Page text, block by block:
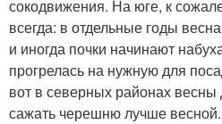
сокодвижения. На юге, к
всегда: в отдельные годы
и иногда почки начинают
прогрелась на нужную для
вот в северных районах
сажать черешню лучше весной.